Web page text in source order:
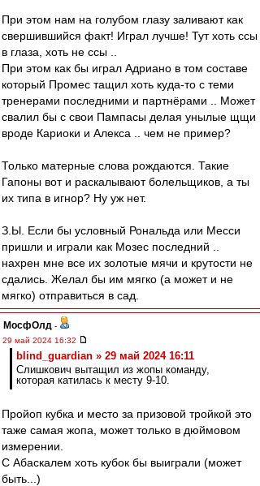
При этом нам на голубом глазу заливают как
свершившийся факт! Играл лучше! Тут хоть ссы
в глаза, хоть не ссы ..
При этом как бы играл Адриано в том составе
который Промес тащил хоть куда-то с теми
тренерами последними и партнёрами .. Может
свалил бы с свои Пампасы делая унылые щщи
вроде Кариоки и Алекса .. чем не пример?
Только матерные слова рождаются. Такие
Гапоны вот и раскалывают болельщиков, а ты
их типа в игнор? Ну уж нет.
З.Ы. Если бы условный Рональда или Месси
пришли и играли как Мозес последний ..
нахрен мне все их золотые мячи и крутости не
сдались. Желал бы им мягко (а может и не
мягко) отправиться в сад.
МосфОлд -
29 май 2024 16:32
blind_guardian » 29 май 2024 16:11
Слишкович вытащил из жопы команду,
которая катилась к месту 9-10.
Пройоп кубка и место за призовой тройкой это
таже самая жопа, может только в дюймовом
измерении.
С Абаскалем хоть кубок бы выиграли (может
быть...)